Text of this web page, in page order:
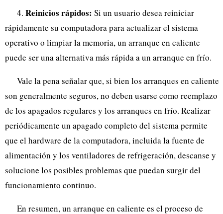
4. Reinicios rápidos: Si un usuario desea reiniciar
rápidamente su computadora para actualizar el sistema
operativo o limpiar la memoria, un arranque en caliente
puede ser una alternativa más rápida a un arranque en frío.
Vale la pena señalar que, si bien los arranques en caliente
son generalmente seguros, no deben usarse como reemplazo
de los apagados regulares y los arranques en frío. Realizar
periódicamente un apagado completo del sistema permite
que el hardware de la computadora, incluida la fuente de
alimentación y los ventiladores de refrigeración, descanse y
solucione los posibles problemas que puedan surgir del
funcionamiento continuo.
En resumen, un arranque en caliente es el proceso de